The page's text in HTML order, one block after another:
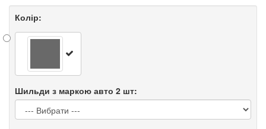
Колір:
Шильди з маркою авто 2 шт: